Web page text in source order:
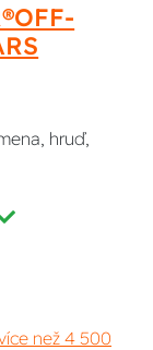
hruď,
než 4 500